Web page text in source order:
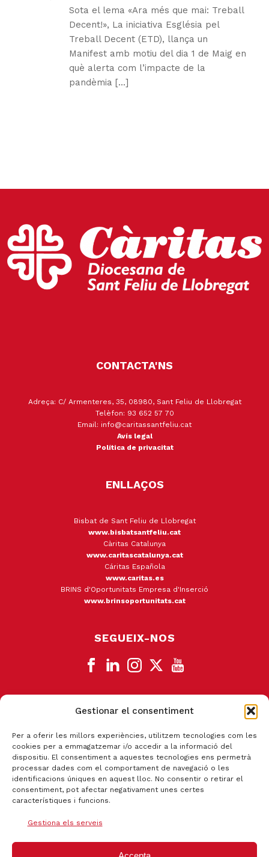
Gestionar el consentiment
Per a oferir les millors experiències, utilitzem tecnologies com les
cookies per a emmagatzemar i/o accedir a la informació del
dispositiu. El consentiment a aquestes tecnologies ens permetrà
processar dades com el comportament de navegació o les
identificacions úniques en aquest lloc. No consentir o retirar el
consentiment, pot afectar negativament unes certes
característiques i funcions.
Gestiona els serveis
Sota el lema «Ara més que mai: Treball
Decent!», La iniciativa Església pel
Treball Decent (ETD), llança un
Manifest amb motiu del dia 1 de Maig en
què alerta com l’impacte de la
pandèmia [...]
CONTACTA'NS
Adreça: C/ Armenteres, 35, 08980, Sant Feliu de Llobregat
Telèfon: 93 652 57 70
Email: info@caritassantfeliu.cat
Avís legal
Política de privacitat
ENLLAÇOS
Bisbat de Sant Feliu de Llobregat
www.bisbatsantfeliu.cat
Càritas Catalunya
www.caritascatalunya.cat
Cáritas Española
www.caritas.es
BRINS d'Oportunitats Empresa d'Inserció
www.brinsoportunitats.cat
SEGUEIX-NOS
CANAL DE DENÚNCIA